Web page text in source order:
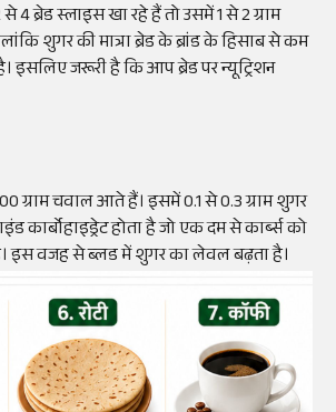
ब्रेड स्लाइस खा रहे हैं तो उसमें 1 से 2 ग्राम
शुगर की मात्रा ब्रेड के ब्रांड के हिसाब से कम
इसलिए जरूरी है कि आप ब्रेड पर न्यूट्रिशन
ग्राम चवाल आते हैं। इसमें 0.1 से 0.3 ग्राम शुगर
कार्बोहाइड्रेट होता है जो एक दम से कार्ब्स को
इस वजह से ब्लड में शुगर का लेवल बढ़ता है।